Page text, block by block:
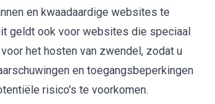
en kwaadaardige websites te
geldt ook voor websites die speciaal
het hosten van zwendel, zodat u
en toegangsbeperkingen
risico's te voorkomen.